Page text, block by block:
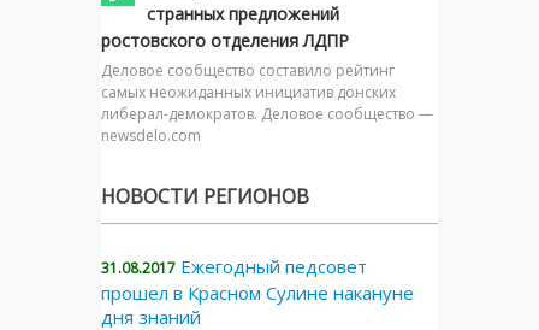
странных предложений
ростовского отделения ЛДПР
Деловое сообщество составило рейтинг
самых неожиданных инициатив донских
либерал-демократов. Деловое сообщество —
newsdelo.com
НОВОСТИ РЕГИОНОВ
31.08.2017 Ежегодный педсовет
прошел в Красном Сулине накануне
дня знаний